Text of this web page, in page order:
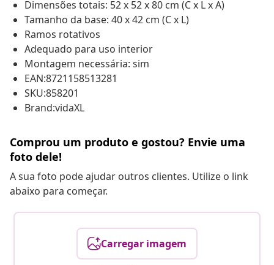
Dimensões totais: 52 x 52 x 80 cm (C x L x A)
Tamanho da base: 40 x 42 cm (C x L)
Ramos rotativos
Adequado para uso interior
Montagem necessária: sim
EAN:8721158513281
SKU:858201
Brand:vidaXL
Comprou um produto e gostou? Envie uma
foto dele!
A sua foto pode ajudar outros clientes. Utilize o link
abaixo para começar.
Carregar imagem